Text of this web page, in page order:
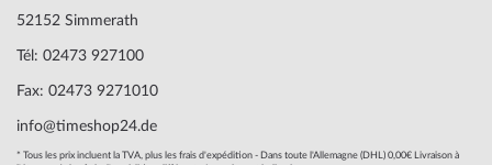
Couleur du logement
Couronne
Verre
Dossier
Couleur du cadran
Noir
52152 Simmerath
Tél: 02473 927100
Fax: 02473 9271010
info@timeshop24.de
* Tous les prix incluent la TVA, plus les frais d'expédition - Dans toute l'Allemagne (DHL) 0,00€ Livraison à